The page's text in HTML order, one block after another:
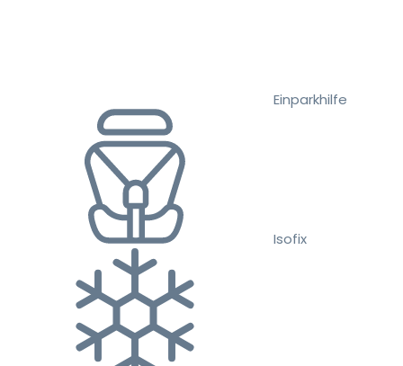
Einparkhilfe
Isofix